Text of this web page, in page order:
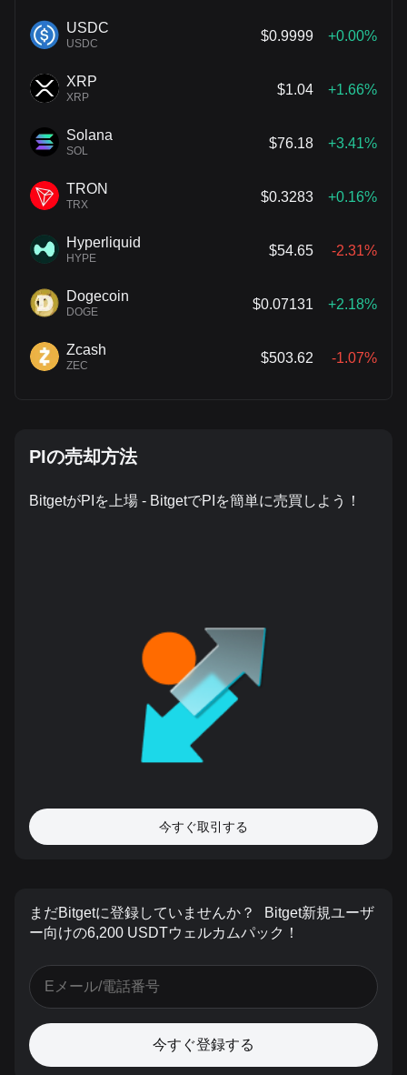
USDC
USDC
$0.9999 +0.00%
XRP
XRP
$1.04 +1.66%
Solana
SOL
$76.18 +3.41%
TRON
TRX
$0.3283 +0.16%
Hyperliquid
HYPE
$54.65 -2.31%
Dogecoin
DOGE
$0.07131 +2.18%
Zcash
ZEC
$503.62 -1.07%
PIの売却方法
BitgetがPIを上場 - BitgetでPIを簡単に売買しよう！
今すぐ取引する
まだBitgetに登録していませんか？
Bitget新規ユーザ
ー向けの6,200 USDTウェルカムパック！
今すぐ登録する